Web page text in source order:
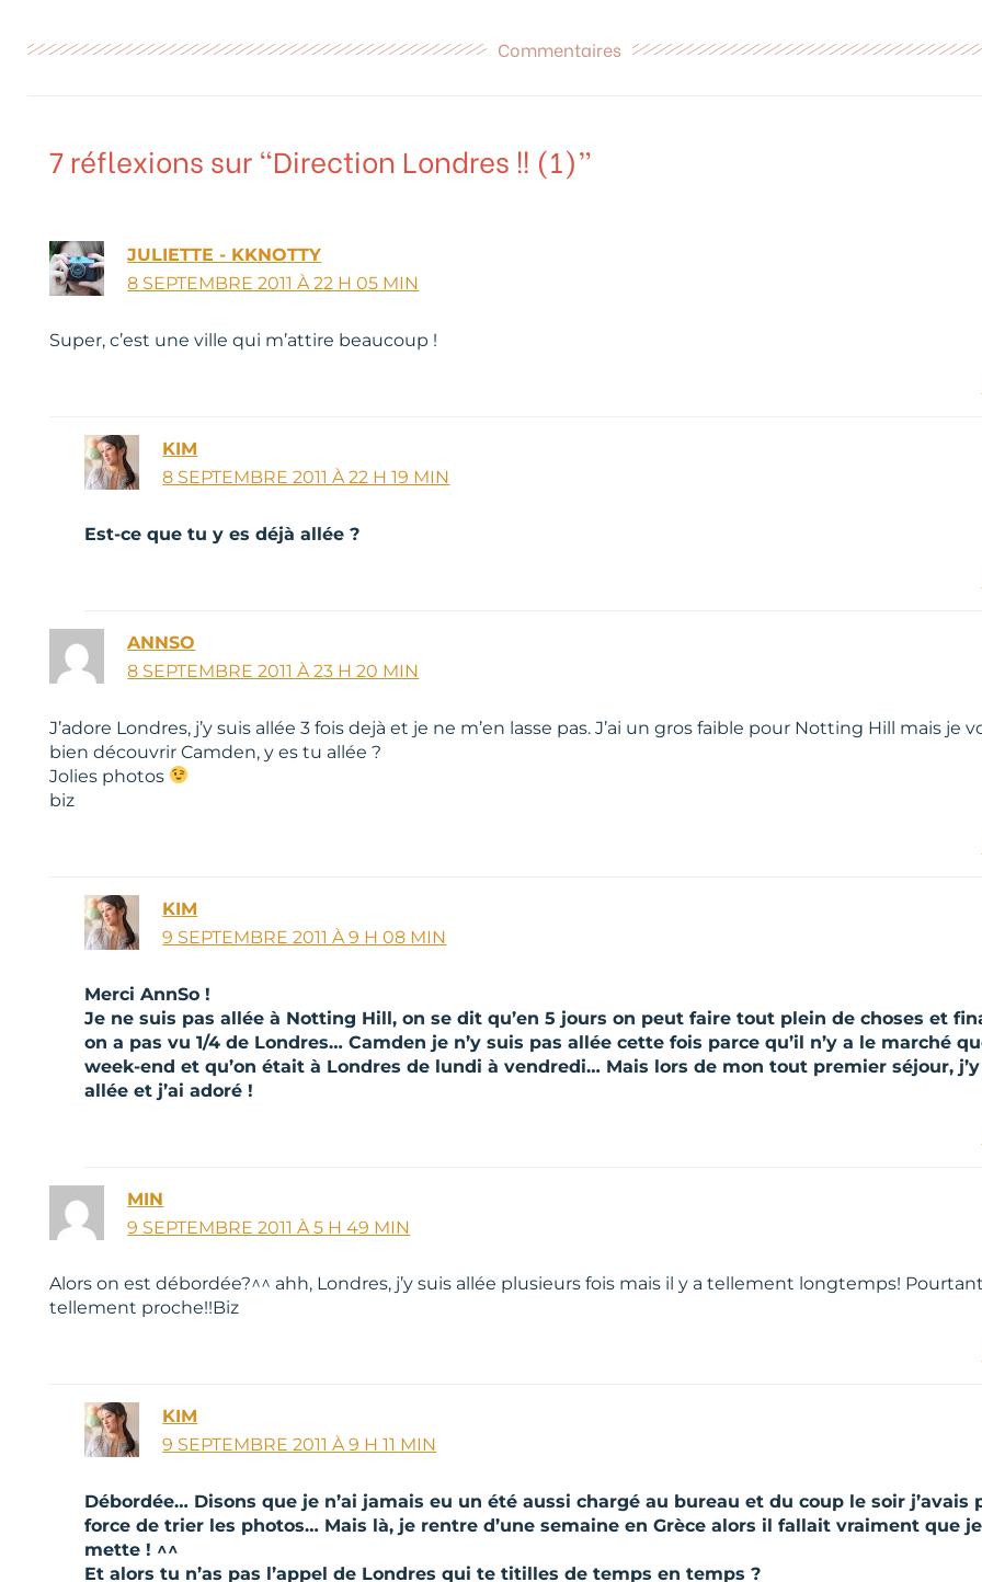
Commentaires
7 réflexions sur “Direction Londres !! (1)”
JULIETTE - KKNOTTY
8 SEPTEMBRE 2011 À 22 H 05 MIN
Super, c’est une ville qui m’attire beaucoup !
KIM
8 SEPTEMBRE 2011 À 22 H 19 MIN
Est-ce que tu y es déjà allée ?
ANNSO
8 SEPTEMBRE 2011 À 23 H 20 MIN
J’adore Londres, j’y suis allée 3 fois dejà et je ne m’en lasse pas. J’ai un gros faible pour Notting Hill mais je
bien découvrir Camden, y es tu allée ?
Jolies photos
biz
KIM
9 SEPTEMBRE 2011 À 9 H 08 MIN
Merci AnnSo !
Je ne suis pas allée à Notting Hill, on se dit qu’en 5 jours on peut faire tout plein de choses et
on a pas vu 1/4 de Londres… Camden je n’y suis pas allée cette fois parce qu’il n’y a le marché
week-end et qu’on était à Londres de lundi à vendredi… Mais lors de mon tout premier séjour,
allée et j’ai adoré !
MIN
9 SEPTEMBRE 2011 À 5 H 49 MIN
Alors on est débordée?^^ ahh, Londres, j’y suis allée plusieurs fois mais il y a tellement longtemps! Pourtant
tellement proche!!Biz
KIM
9 SEPTEMBRE 2011 À 9 H 11 MIN
Débordée… Disons que je n’ai jamais eu un été aussi chargé au bureau et du coup le soir j’avais
force de trier les photos… Mais là, je rentre d’une semaine en Grèce alors il fallait vraiment que je
mette ! ^^
Et alors tu n’as pas l’appel de Londres qui te titilles de temps en temps ?